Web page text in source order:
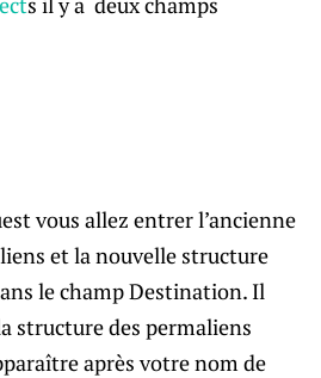
vous allez entrer l’ancienne
et la nouvelle structure
le champ Destination. Il
structure des permaliens
après votre nom de